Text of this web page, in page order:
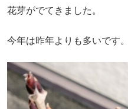
花芽がでてきました。
今年は昨年よりも多いです。